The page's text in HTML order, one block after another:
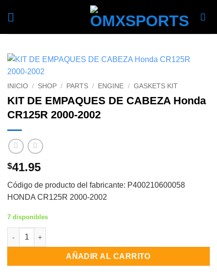
INICIO / SHOP / PARTS / ENGINE / GASKETS KIT
KIT DE EMPAQUES DE CABEZA Honda
CR125R 2000-2002
$41.95
Código de producto del fabricante: P400210600058
HONDA CR125R 2000-2002
7 disponibles
KIT DE EMPAQUES DE CABEZA Honda CR125R 2000-2002
AÑADIR AL CARRITO